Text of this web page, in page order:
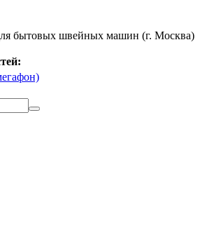
бытовых швейных машин (г. Москва)